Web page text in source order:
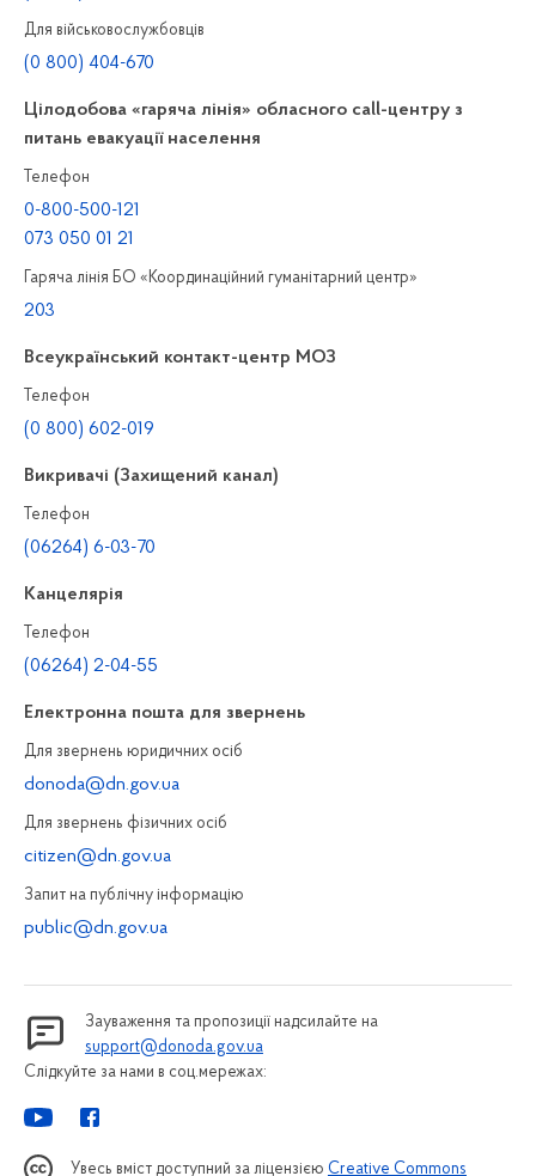
Для військовослужбовців
(0 800) 404-670
Цілодобова «гаряча лінія» обласного call-центру з
питань евакуації населення
Телефон
0-800-500-121
073 050 01 21
Гаряча лінія БО «Координаційний гуманітарний центр»
203
Всеукраїнський контакт-центр МОЗ
Телефон
(0 800) 602-019
Викривачі (Захищений канал)
Телефон
(06264) 6-03-70
Канцелярiя
Телефон
(06264) 2-04-55
Електронна пошта для звернень
Для звернень юридичних осiб
donoda@dn.gov.ua
Для звернень фізичних осiб
citizen@dn.gov.ua
Запит на публiчну інформацiю
public@dn.gov.ua
Зауваження та пропозиції надсилайте на
support@donoda.gov.ua
Слідкуйте за нами в соц.мережах:
Увесь вміст доступний за ліцензією Creative Commons